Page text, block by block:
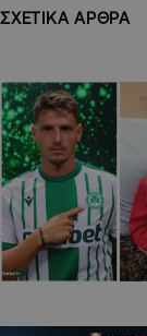
ΣΧΕΤΙΚΑ ΑΡΘΡΑ